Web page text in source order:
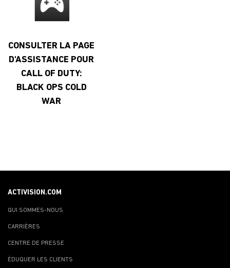
CONSULTER LA PAGE
D'ASSISTANCE POUR
CALL OF DUTY:
BLACK OPS COLD
WAR
ACTIVISION.COM
QUI SOMMES-NOUS
CARRIÈRES
CENTRE DE PRESSE
ÉDUQUER LES CLIENTS